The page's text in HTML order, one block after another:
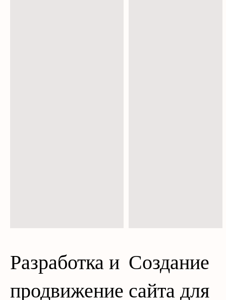
Разработка и
продвижение
Создание
сайта для